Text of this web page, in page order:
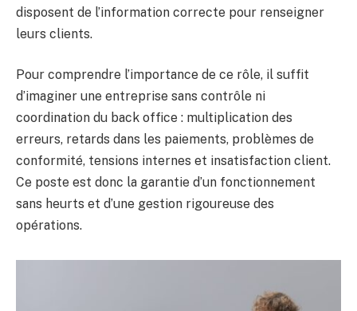
disposent de l’information correcte pour renseigner
leurs clients.
Pour comprendre l’importance de ce rôle, il suffit
d’imaginer une entreprise sans contrôle ni
coordination du back office : multiplication des
erreurs, retards dans les paiements, problèmes de
conformité, tensions internes et insatisfaction client.
Ce poste est donc la garantie d’un fonctionnement
sans heurts et d’une gestion rigoureuse des
opérations.